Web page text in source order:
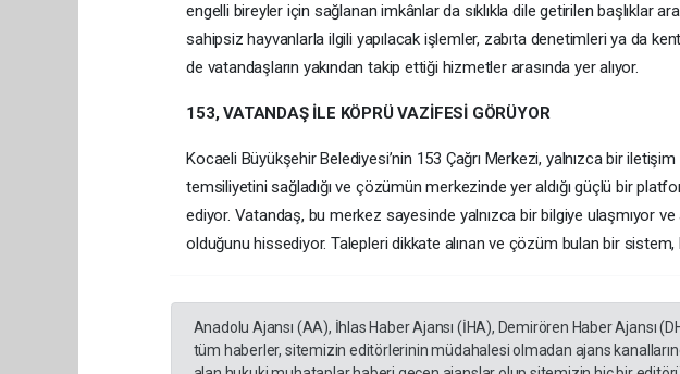
engelli bireyler için sağlanan imkânlar da sıklıkla dile getirilen başlıklar
sahipsiz hayvanlarla ilgili yapılacak işlemler, zabıta denetimleri ya da
de vatandaşların yakından takip ettiği hizmetler arasında yer alıyor.
153, VATANDAŞ İLE KÖPRÜ VAZİFESİ GÖRÜYOR
Kocaeli Büyükşehir Belediyesi’nin 153 Çağrı Merkezi, yalnızca bir
temsiliyetini sağladığı ve çözümün merkezinde yer aldığı güçlü bir
ediyor. Vatandaş, bu merkez sayesinde yalnızca bir bilgiye ulaşmıyor
olduğunu hissediyor. Talepleri dikkate alınan ve çözüm bulan bir sistem,
Anadolu Ajansı (AA), İhlas Haber Ajansı (İHA), Demirören Haber Ajansı
tüm haberler, sitemizin editörlerinin müdahalesi olmadan ajans